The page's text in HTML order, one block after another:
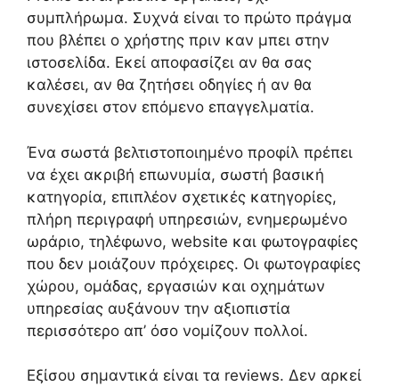
συμπλήρωμα. Συχνά είναι το πρώτο πράγμα
που βλέπει ο χρήστης πριν καν μπει στην
ιστοσελίδα. Εκεί αποφασίζει αν θα σας
καλέσει, αν θα ζητήσει οδηγίες ή αν θα
συνεχίσει στον επόμενο επαγγελματία.
Ένα σωστά βελτιστοποιημένο προφίλ πρέπει
να έχει ακριβή επωνυμία, σωστή βασική
κατηγορία, επιπλέον σχετικές κατηγορίες,
πλήρη περιγραφή υπηρεσιών, ενημερωμένο
ωράριο, τηλέφωνο, website και φωτογραφίες
που δεν μοιάζουν πρόχειρες. Οι φωτογραφίες
χώρου, ομάδας, εργασιών και οχημάτων
υπηρεσίας αυξάνουν την αξιοπιστία
περισσότερο απ’ όσο νομίζουν πολλοί.
Εξίσου σημαντικά είναι τα reviews. Δεν αρκεί